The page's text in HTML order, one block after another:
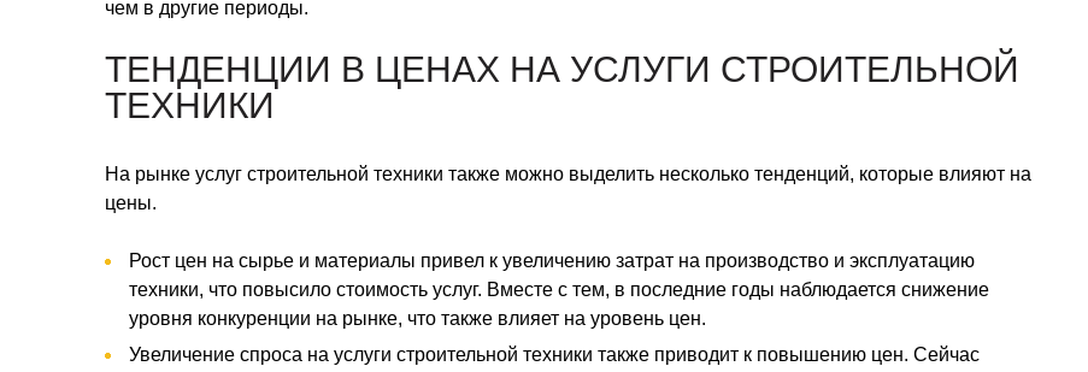
чем в другие периоды.
ТЕНДЕНЦИИ В ЦЕНАХ НА УСЛУГИ СТРОИТЕЛЬНОЙ
ТЕХНИКИ
На рынке услуг строительной техники также можно выделить несколько тенденций, которые влияют на
цены.
Рост цен на сырье и материалы привел к увеличению затрат на производство и эксплуатацию
техники, что повысило стоимость услуг. Вместе с тем, в последние годы наблюдается снижение
уровня конкуренции на рынке, что также влияет на уровень цен.
Увеличение спроса на услуги строительной техники также приводит к повышению цен. Сейчас